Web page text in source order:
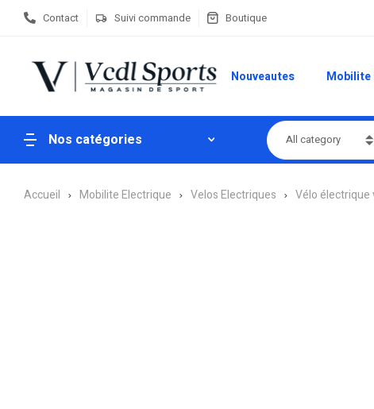
Contact Suivi commande Boutique
Nouveautes Mobilite
Nos catégories All category
Accueil Mobilite Electrique Velos Electriques Vélo électrique